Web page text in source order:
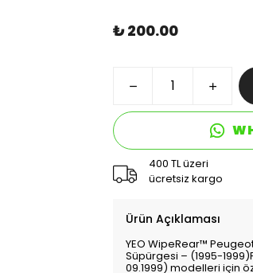
₺ 200.00
400 TL üzeri
ücretsiz kargo
Ürün Açıklaması
YEO WipeRear™️
Süpürgesi – (1995-
09.1999) modelleri için